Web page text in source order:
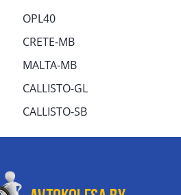
OPL40
CRETE-MB
MALTA-MB
CALLISTO-GL
CALLISTO-SB